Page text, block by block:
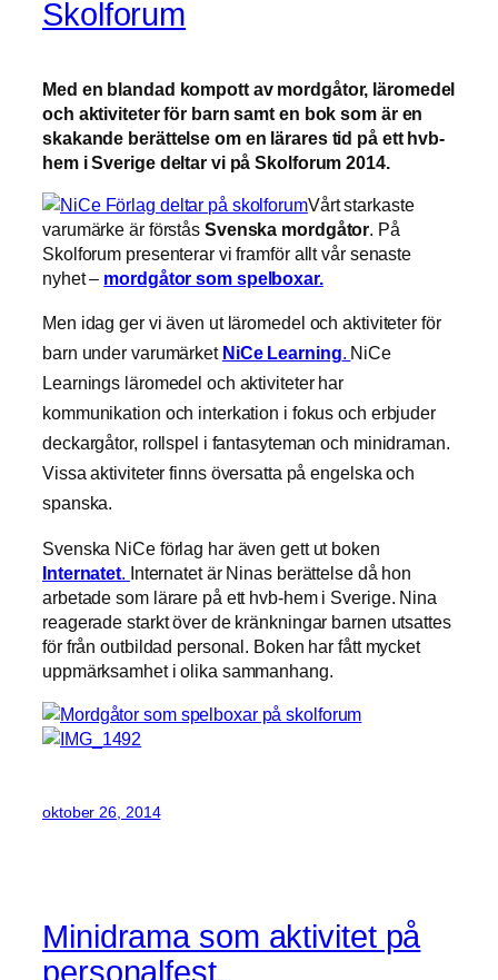
Skolforum
Med en blandad kompott av mordgåtor, läromedel
och aktiviteter för barn samt en bok som är en
skakande berättelse om en lärares tid på ett hvb-
hem i Sverige deltar vi på Skolforum 2014.
Vårt starkaste
varumärke är förstås Svenska mordgåtor. På
Skolforum presenterar vi framför allt vår senaste
nyhet – mordgåtor som spelboxar.
Men idag ger vi även ut läromedel och aktiviteter för
barn under varumärket NiCe Learning. NiCe
Learnings läromedel och aktiviteter har
kommunikation och interkation i fokus och erbjuder
deckargåtor, rollspel i fantasyteman och minidraman.
Vissa aktiviteter finns översatta på engelska och
spanska.
Svenska NiCe förlag har även gett ut boken
Internatet. Internatet är Ninas berättelse då hon
arbetade som lärare på ett hvb-hem i Sverige. Nina
reagerade starkt över de kränkningar barnen utsattes
för från outbildad personal. Boken har fått mycket
uppmärksamhet i olika sammanhang.
oktober 26, 2014
Minidrama som aktivitet på
personalfest.